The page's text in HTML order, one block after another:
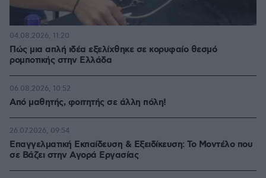
Πώς μια απλή ιδέα εξελίχθηκε σε κορυφαίο θεσμό
ρομποτικής στην Ελλάδα
04.08.2026, 11:20
Από μαθητής, φοιτητής σε άλλη πόλη!
06.08.2026, 10:52
Επαγγελματική Εκπαίδευση & Εξειδίκευση: Το Mοντέλο που
σε Bάζει στην Aγορά Eργασίας
26.07.2026, 09:54